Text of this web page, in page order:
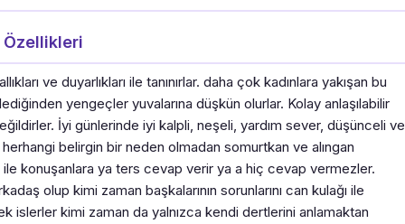
ve duyarlıkları ile tanınırlar. daha çok kadınlara yakışan bu
yengeçler yuvalarına düşkün olurlar. Kolay anlaşılabilir
İyi günlerinde iyi kalpli, neşeli, yardım sever, düşünceli ve
herhangi belirgin bir neden olmadan somurtkan ve alıngan
ile konuşanlara ya ters cevap verir ya a hiç cevap vermezler.
olup kimi zaman başkalarının sorunlarını can kulağı ile
islerler kimi zaman da yalnızca kendi dertlerini anlamaktan